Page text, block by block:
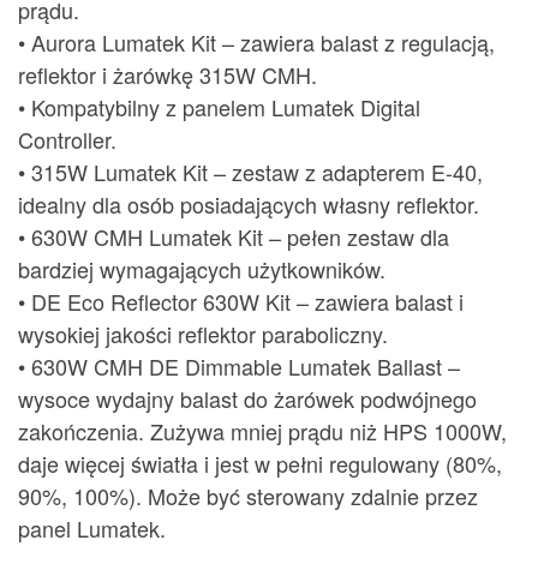
prądu.
• Aurora Lumatek Kit – zawiera balast z regulacją,
reflektor i żarówkę 315W CMH.
• Kompatybilny z panelem Lumatek Digital
Controller.
• 315W Lumatek Kit – zestaw z adapterem E-40,
idealny dla osób posiadających własny reflektor.
• 630W CMH Lumatek Kit – pełen zestaw dla
bardziej wymagających użytkowników.
• DE Eco Reflector 630W Kit – zawiera balast i
wysokiej jakości reflektor paraboliczny.
• 630W CMH DE Dimmable Lumatek Ballast –
wysoce wydajny balast do żarówek podwójnego
zakończenia. Zużywa mniej prądu niż HPS 1000W,
daje więcej światła i jest w pełni regulowany (80%,
90%, 100%). Może być sterowany zdalnie przez
panel Lumatek.